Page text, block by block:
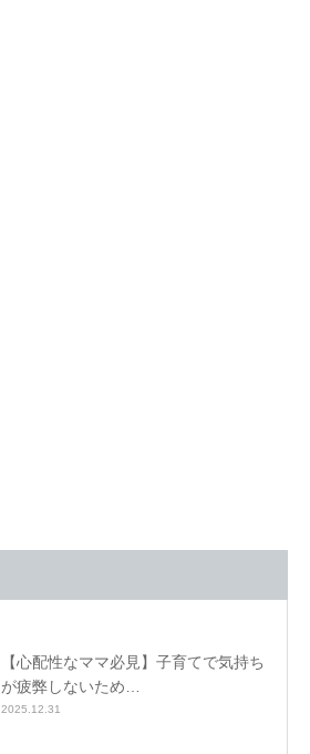
【心配性なママ必見】子育てで気持ち
が疲弊しないため…
2025.12.31